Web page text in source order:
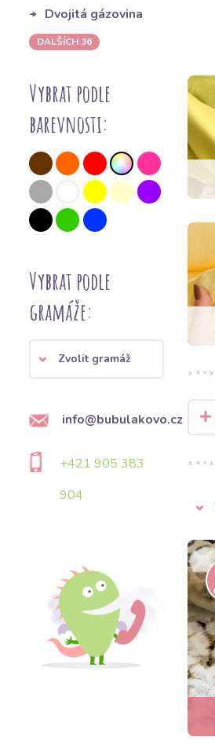
Dvojitá gázovina
DALŠÍCH 36
Vybrat podle
barevnosti:
Vybrat podle
gramáže:
Zvolit gramáž
info@bubulakovo.cz
+421 905 383
904